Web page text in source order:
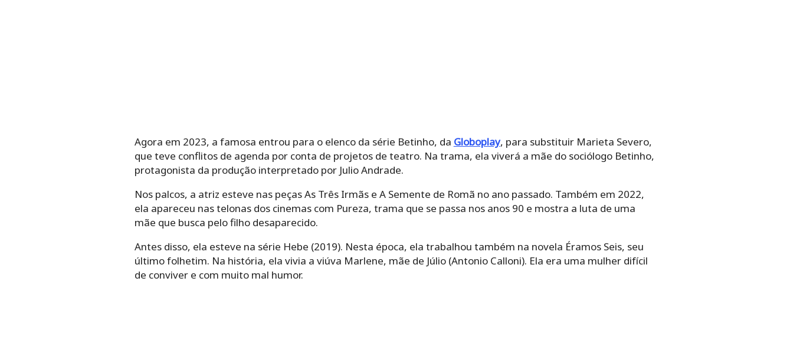
Agora em 2023, a famosa entrou para o elenco da série Betinho, da Globoplay, para substituir Marieta Severo,
que teve conflitos de agenda por conta de projetos de teatro. Na trama, ela viverá a mãe do sociólogo Betinho,
protagonista da produção interpretado por Julio Andrade.
Nos palcos, a atriz esteve nas peças As Três Irmãs e A Semente de Romã no ano passado. Também em 2022,
ela apareceu nas telonas dos cinemas com Pureza, trama que se passa nos anos 90 e mostra a luta de uma
mãe que busca pelo filho desaparecido.
Antes disso, ela esteve na série Hebe (2019). Nesta época, ela trabalhou também na novela Éramos Seis, seu
último folhetim. Na história, ela vivia a viúva Marlene, mãe de Júlio (Antonio Calloni). Ela era uma mulher difícil
de conviver e com muito mal humor.